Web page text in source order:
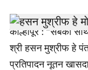
h
a
कोल्हापूर : "सबका
श्री हसन मुश्रीफ हे
प्रतिपादन नूतन